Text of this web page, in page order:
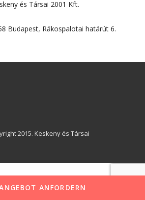
és Társai 2001 Kft.
Budapest, Rákospalotai határút 6.
2015. Keskeny és Társai
ANFORDERN